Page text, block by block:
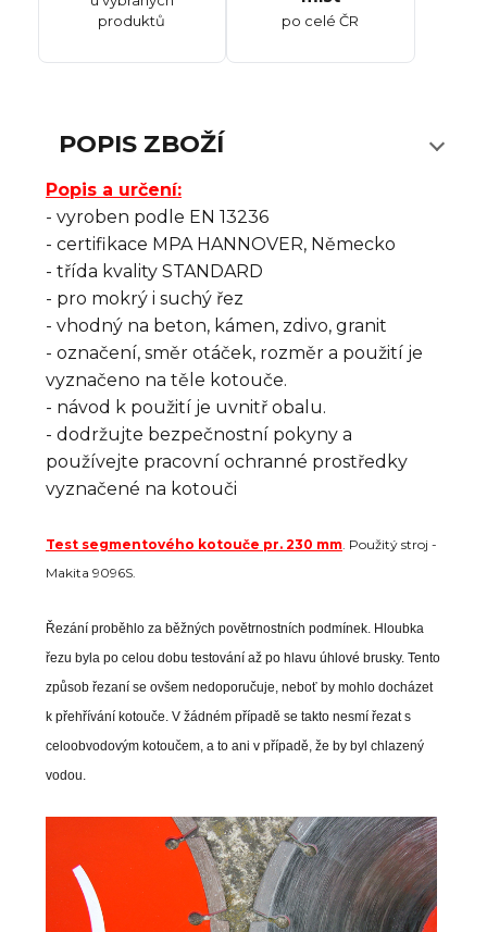
produktů
po celé ČR
POPIS ZBOŽÍ
Popis a určení:
- vyroben podle EN 13236
- certifikace MPA HANNOVER, Německo
- třída kvality STANDARD
- pro mokrý i suchý řez
- vhodný na beton, kámen, zdivo, granit
- označení, směr otáček, rozměr a použití je
vyznačeno na těle kotouče.
- návod k použití je uvnitř obalu.
- dodržujte bezpečnostní pokyny a
používejte pracovní ochranné prostředky
vyznačené na kotouči
Test segmentového kotouče pr. 230 mm . Použitý stroj -
Makita 9096S.
Řezání proběhlo za běžných povětrnostních podmínek. Hloubka
řezu byla po celou dobu testování až po hlavu úhlové brusky. Tento
způsob řezaní se ovšem nedoporučuje, neboť by mohlo docházet
k přehřívání kotouče. V žádném případě se takto nesmí řezat s
celoobvodovým kotoučem, a to ani v případě, že by byl chlazený
vodou.